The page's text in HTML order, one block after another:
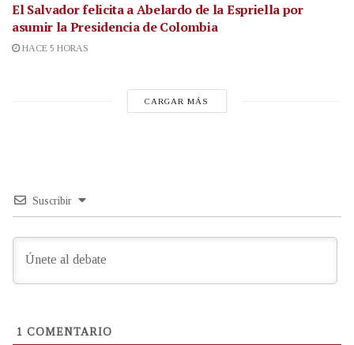
El Salvador felicita a Abelardo de la Espriella por
asumir la Presidencia de Colombia
HACE 5 HORAS
CARGAR MÁS
Suscribir
1 COMENTARIO